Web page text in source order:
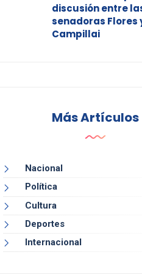
discusión entre
senadoras Flores
Campillai
Más Artículos
Nacional
Política
Cultura
Deportes
Internacional